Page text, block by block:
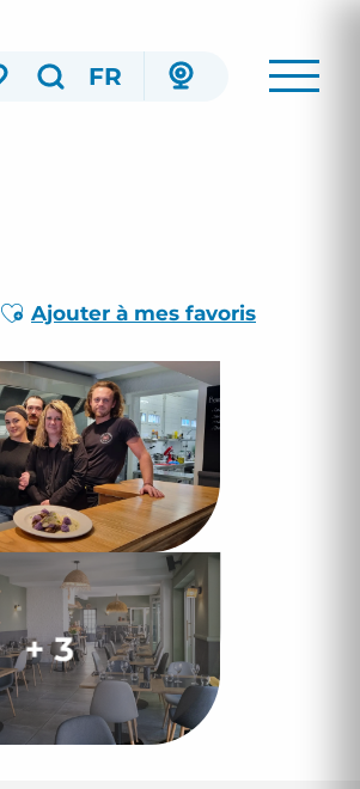
FR
Ajouter aux favoris
Ajouter à mes favoris
+ 3